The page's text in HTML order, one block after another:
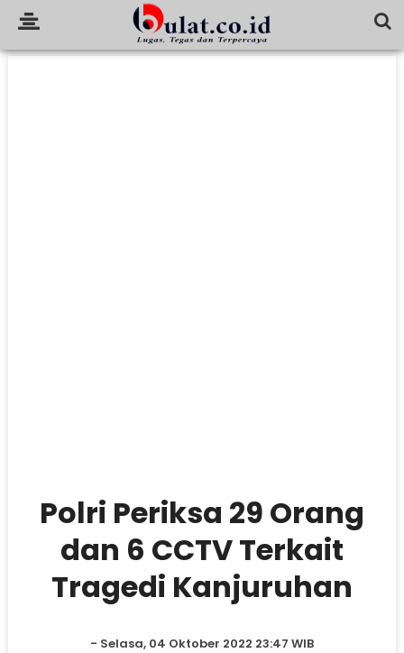
Polri Periksa 29 Orang
dan 6 CCTV Terkait
Tragedi Kanjuruhan
- Selasa, 04 Oktober 2022 23:47 WIB